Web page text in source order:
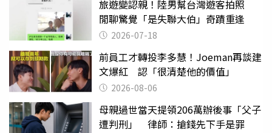
旅遊變認親！陸男幫台灣遊客拍照
閒聊驚覺「是失聯大伯」奇蹟重逢
2026-07-18
前員工才轉投李多慧！Joeman再談建
文爆紅 認「很清楚他的價值」
2026-08-06
母親過世當天提領206萬辦後事「父子
遭判刑」 律師：搶錢先下手是罪